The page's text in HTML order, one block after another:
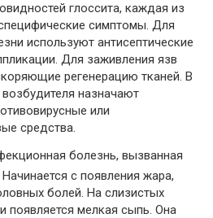
глоссита, каждая из
симптомы. Для
используют антисептические
Для заживления язв
регенерацию тканей. В
назначают
или
средства.
болезнь, вызванная
с появления жара,
болей. На слизистых
появляется мелкая сыпь. Она